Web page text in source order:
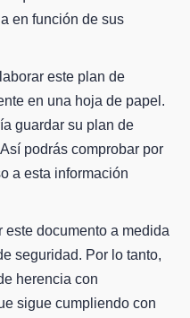
en función de sus
este plan de
en una hoja de papel.
guardar su plan de
podrás comprobar por
a esta información
documento a medida
seguridad. Por lo tanto,
herencia con
sigue cumpliendo con